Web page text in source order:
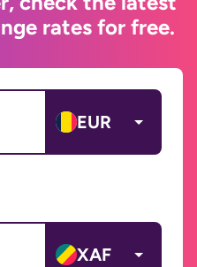
rates for free.
EUR
XAF